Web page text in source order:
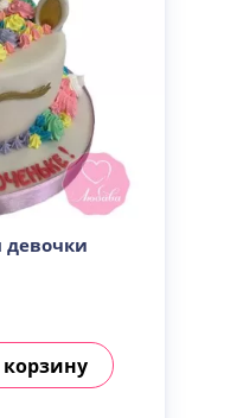
девочки
корзину